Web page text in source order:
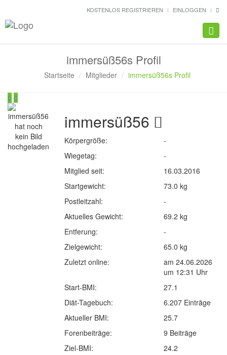
KOSTENLOS REGISTRIEREN EINLOGGEN
immersüß56s Profil
Startseite Mitglieder immersüß56s Profil
immersüß56
Körpergröße:
-
Wiegetag:
-
Mitglied seit:
16.03.2016
Startgewicht:
73.0 kg
Postleitzahl:
-
Aktuelles Gewicht:
69.2 kg
Entferung:
-
Zielgewicht:
65.0 kg
Zuletzt online:
am 24.06.2026
um 12:31 Uhr
Start-BMI:
27.1
Diät-Tagebuch:
6.207 Einträge
Aktueller BMI:
25.7
Forenbeiträge:
9 Beiträge
Ziel-BMI:
24.2